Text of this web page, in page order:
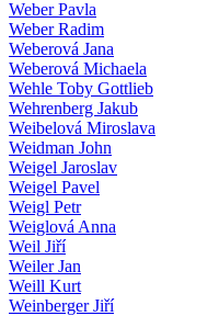
Weber Pavla
Weber Radim
Weberová Jana
Weberová Michaela
Wehle Toby Gottlieb
Wehrenberg Jakub
Weibelová Miroslava
Weidman John
Weigel Jaroslav
Weigel Pavel
Weigl Petr
Weiglová Anna
Weil Jiří
Weiler Jan
Weill Kurt
Weinberger Jiří